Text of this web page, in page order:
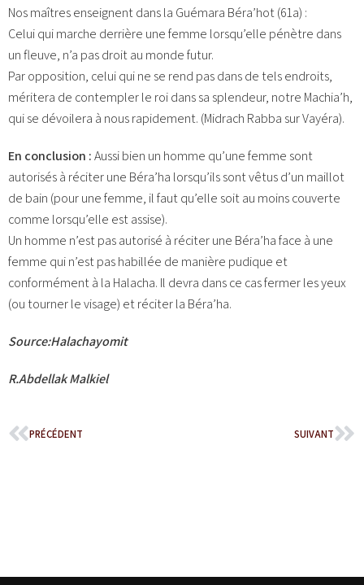
Nos maîtres enseignent dans la Guémara Béra’hot (61a) :
Celui qui marche derrière une femme lorsqu’elle pénètre dans
un fleuve, n’a pas droit au monde futur.
Par opposition, celui qui ne se rend pas dans de tels endroits,
méritera de contempler le roi dans sa splendeur, notre Machia’h,
qui se dévoilera à nous rapidement. (Midrach Rabba sur Vayéra).
En conclusion :Aussi bien un homme qu’une femme sont
autorisés à réciter une Béra’ha lorsqu’ils sont vêtus d’un maillot
de bain (pour une femme, il faut qu’elle soit au moins couverte
comme lorsqu’elle est assise).
Un homme n’est pas autorisé à réciter une Béra’ha face à une
femme qui n’est pas habillée de manière pudique et
conformément à la Halacha. Il devra dans ce cas fermer les yeux
(ou tourner le visage) et réciter la Béra’ha.
Source:Halachayomit
R.Abdellak Malkiel
PRÉCÉDENT SUIVANT